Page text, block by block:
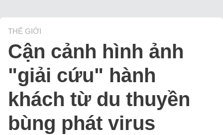
THẾ GIỚI
Cận cảnh hình ảnh
"giải cứu" hành
khách từ du thuyền
bùng phát virus